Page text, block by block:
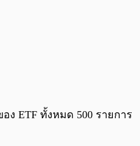
/0:00
ETF ทั้งหมด 500 รายการ